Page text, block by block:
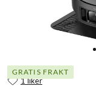
GRATIS FRAKT
1 liker